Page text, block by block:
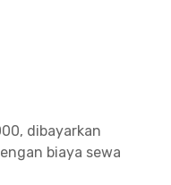
dibayarkan
biaya sewa